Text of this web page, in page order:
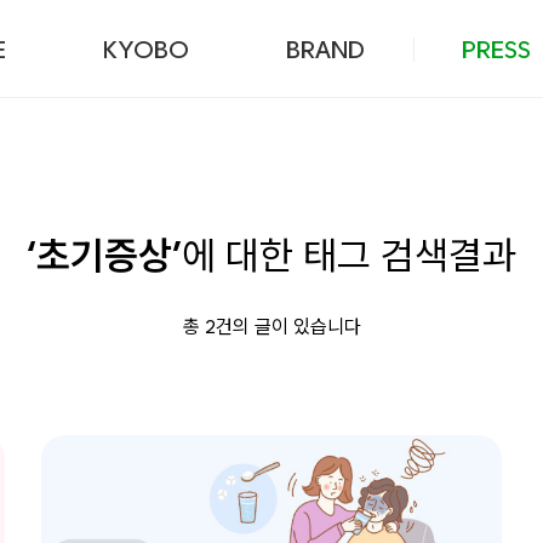
KYOBO BRAND PRESS
‘초기증상’에 대한 태그 검색결과
총 2건의 글이 있습니다